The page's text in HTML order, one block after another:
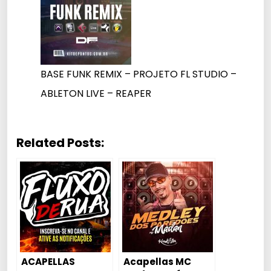
BASE FUNK REMIX – PROJETO FL STUDIO –
ABLETON LIVE – REAPER
Related Posts:
ACAPELLAS
Acapellas MC